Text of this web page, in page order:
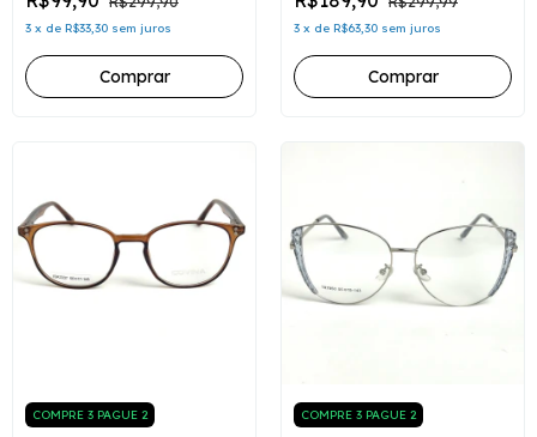
3 x de R$33,30 sem juros 3 x de R$63,30 sem juros
COMPRE 3 PAGUE 2 COMPRE 3 PAGUE 2